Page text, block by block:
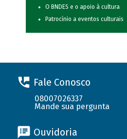
O BNDES e o apoio à cultura
Patrocínio a eventos culturais
Fale Conosco
08007026337
Mande sua pergunta
Ouvidoria